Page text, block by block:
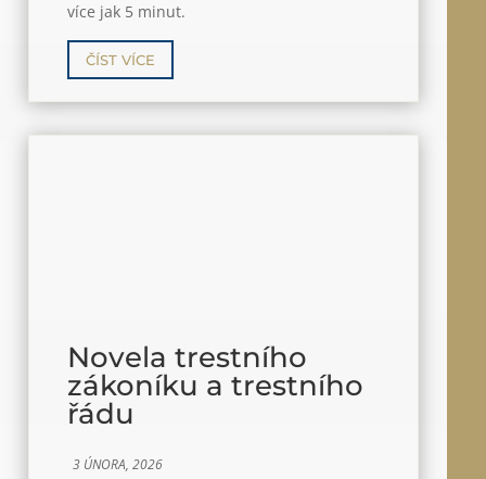
více jak 5 minut.
ČÍST VÍCE
Novela trestního
zákoníku a trestního
řádu
3 ÚNORA, 2026